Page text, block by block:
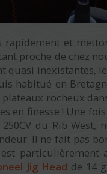
et
proche de chez
inexistantes,
habitué en
plateaux rocheux
en finesse ! Une
du Rib West,
Il ne fait pas
particulièrement
Jig Head de 14